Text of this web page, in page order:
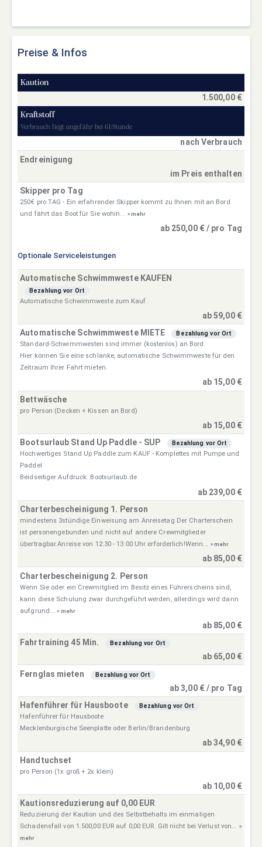
Preise & Infos
Kaution
1.500,00 €
Kraftstoff
Verbrauch liegt ungefähr bei 6l/Stunde
nach Verbrauch
Endreinigung
im Preis enthalten
Skipper pro Tag
250€ pro TAG - Ein erfahrender Skipper kommt zu Ihnen mit an Bord
und fährt das Boot für Sie wohin... » mehr
ab 250,00 € / pro Tag
Optionale Serviceleistungen
Automatische Schwimmweste KAUFEN
Bezahlung vor Ort
Automatische Schwimmweste zum Kauf
ab 59,00 €
Automatische Schwimmweste MIETE
Bezahlung vor Ort
Standard-Schwimmwesten sind immer (kostenlos) an Bord.
Hier können Sie eine schlanke, automatische Schwimmweste für den
Zeitraum Ihrer Fahrt mieten.
ab 15,00 €
Bettwäsche
pro Person (Decken + Kissen an Bord)
ab 15,00 €
Bootsurlaub Stand Up Paddle - SUP
Bezahlung vor Ort
Hochwertiges Stand Up Paddle zum KAUF - Komplettes mit Pumpe und
Paddel
Beidseitiger Aufdruck: Bootsurlaub.de
ab 239,00 €
Charterbescheinigung 1. Person
mindestens 3stündige Einweisung am Anreisetag Der Charterschein
ist personengebunden und nicht auf andere Crewmitglieder
übertragbar.Anreise von 12:30 - 13:00 Uhr erforderlich!Wenn... » mehr
ab 85,00 €
Charterbescheinigung 2. Person
Wenn Sie oder ein Crewmitglied im Besitz eines Führerscheins sind,
kann diese Schulung zwar durchgeführt werden, allerdings wird dann
aufgrund...» mehr
ab 85,00 €
Fahrtraining 45 Min.
Bezahlung vor Ort
ab 65,00 €
Fernglas mieten
Bezahlung vor Ort
ab 3,00 € / pro Tag
Hafenführer für Hausboote
Bezahlung vor Ort
Hafenführer für Hausboote
Mecklenburgische Seenplatte oder Berlin/Brandenburg
ab 34,90 €
Handtuchset
pro Person (1x groß + 2x klein)
ab 10,00 €
Kautionsreduzierung auf 0,00 EUR
Reduzierung der Kaution und des Selbstbehalts im einmaligen
Schadensfall von 1.500,00 EUR auf 0,00 EUR. Gilt nicht bei Verlust von... »
mehr